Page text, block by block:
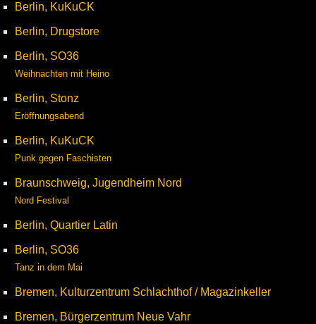
Berlin, KuKuCK
Berlin, Drugstore
Berlin, SO36
Weihnachten mit Heino
Berlin, Stonz
Eröffnungsabend
Berlin, KuKuCK
Punk gegen Faschisten
Braunschweig, Jugendheim Nord
Nord Festival
Berlin, Quartier Latin
Berlin, SO36
Tanz in dem Mai
Bremen, Kulturzentrum Schlachthof / Magazinkeller
Bremen, Bürgerzentrum Neue Vahr